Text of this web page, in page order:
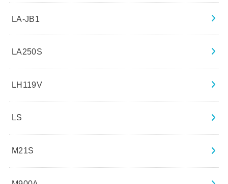
LA-JB1
LA250S
LH119V
LS
M21S